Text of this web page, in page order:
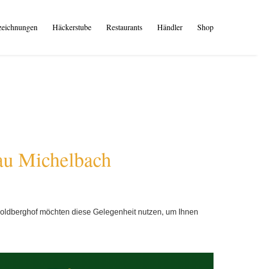
Häckerstube Restaurants Händler Shop
Michelbach
möchten diese Gelegenheit nutzen, um Ihnen